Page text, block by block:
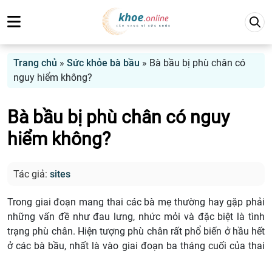
Trang chủ » Sức khỏe bà bầu » Bà bầu bị phù chân có
nguy hiểm không?
Bà bầu bị phù chân có nguy
hiểm không?
Tác giả: sites
Trong giai đoạn mang thai các bà mẹ thường hay gặp phải
những vấn đề như đau lưng, nhức mỏi và đặc biệt là tình
trạng phù chân. Hiện tượng phù chân rất phổ biến ở hầu hết
ở các bà bầu, nhất là vào giai đoạn ba tháng cuối của thai